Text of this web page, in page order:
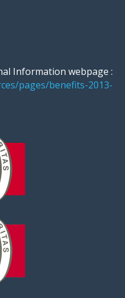
Information webpage :
pages/benefits-2013-